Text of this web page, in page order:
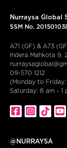
Nurraysa Global
SSM No.
A71 (GF) & A73
Indera Mahkota 9,
09-570 1212
(Monday to
Saturday: 8 am - 1
@NURRAYSA